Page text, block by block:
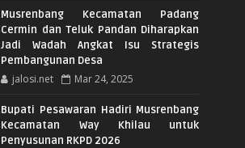
Musrenbang Kecamatan Padang
Cermin dan Teluk Pandan Diharapkan
Jadi Wadah Angkat Isu Strategis
Pembangunan Desa
jalosi.net Mar 24, 2025
Bupati Pesawaran Hadiri Musrenbang
Kecamatan Way Khilau untuk
Penyusunan RKPD 2026